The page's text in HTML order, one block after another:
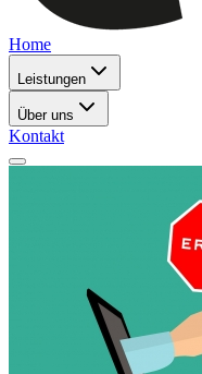
Home
Leistungen
Über uns
Kontakt